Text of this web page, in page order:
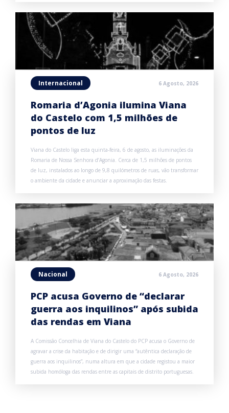
Internacional 6 Agosto, 2026
Romaria d’Agonia ilumina Viana
do Castelo com 1,5 milhões de
pontos de luz
Viana do Castelo liga esta quinta-feira, 6 de agosto, as iluminações da
Romaria de Nossa Senhora d’Agonia. Cerca de 1,5 milhões de pontos
de luz, instalados ao longo de 9,8 quilómetros de ruas, vão transformar
o ambiente da cidade e anunciar a aproximação das festas.
Nacional 6 Agosto, 2026
PCP acusa Governo de “declarar
guerra aos inquilinos” após subida
das rendas em Viana
A Comissão Concelhia de Viana do Castelo do PCP acusa o Governo de
agravar a crise da habitação e de dirigir uma “autêntica declaração de
guerra aos inquilinos”, numa altura em que a cidade registou a maior
subida homóloga das rendas entre as capitais de distrito portuguesas.